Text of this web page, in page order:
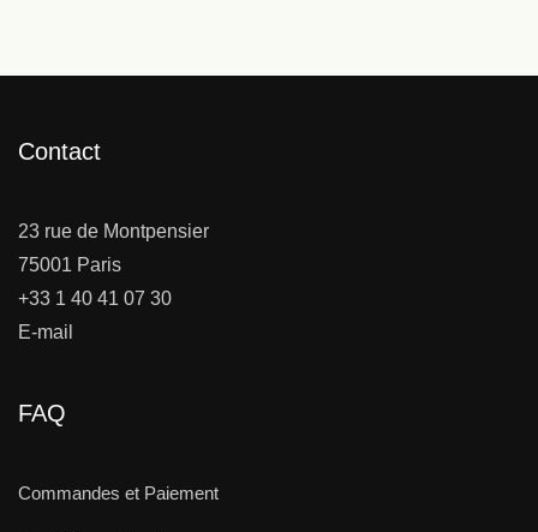
Contact
23 rue de Montpensier
75001 Paris
+33 1 40 41 07 30
E-mail
FAQ
Commandes et Paiement